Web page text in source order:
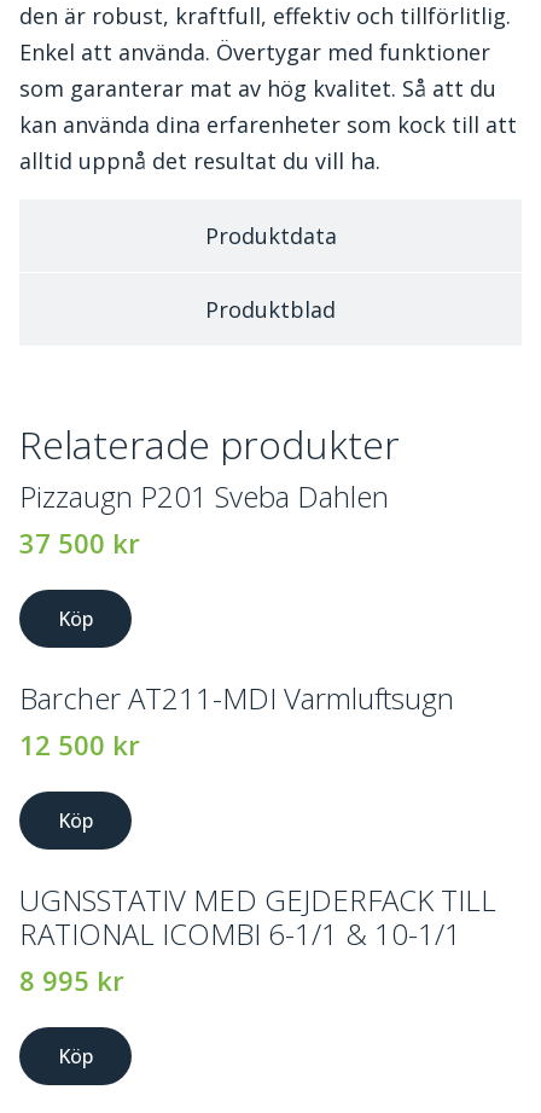
Produktdata
Produktblad
den är robust, kraftfull, effektiv och tillförlitlig.
Enkel att använda. Övertygar med funktioner
som garanterar mat av hög kvalitet. Så att du
kan använda dina erfarenheter som kock till att
alltid uppnå det resultat du vill ha.
Relaterade produkter
Pizzaugn P201 Sveba Dahlen
37 500 kr
Köp
Barcher AT211-MDI Varmluftsugn
12 500 kr
Köp
UGNSSTATIV MED GEJDERFACK TILL
RATIONAL ICOMBI 6-1/1 & 10-1/1
8 995 kr
Köp